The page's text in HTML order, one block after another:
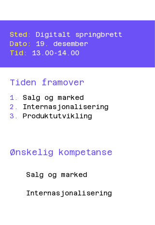
Sted:
Digitalt springbrett
Dato:
19. desember
Tid: 13.00-14.00
Tiden framover
1. Salg og marked
2.
Internasjonalisering
3.
Produktutvikling
Ønskelig kompetanse
Salg og marked
Internasjonalisering